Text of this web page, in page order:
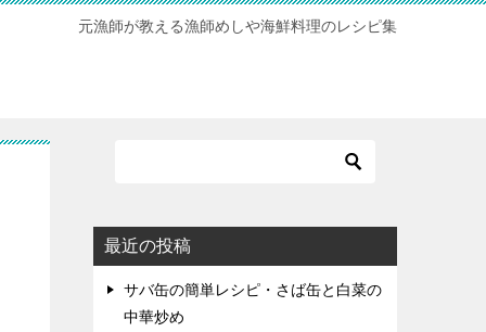
元漁師が教える漁師めしや海鮮料理のレシピ集
最近の投稿
サバ缶の簡単レシピ・さば缶と白菜の
中華炒め